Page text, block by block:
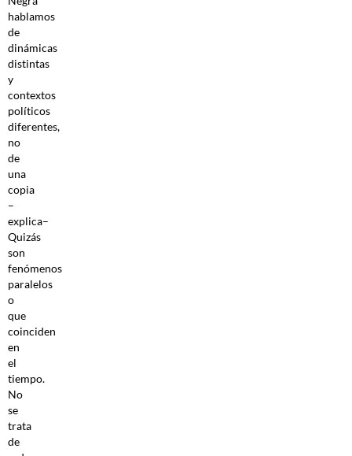
hablamos
de
dinámicas
distintas
y
contextos
políticos
diferentes,
no
de
una
copia
–
explica–
Quizás
son
fenómenos
paralelos
o
que
coinciden
en
el
tiempo.
No
se
trata
de